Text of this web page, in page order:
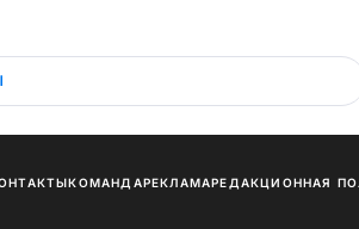
КОМАНДАРЕКЛАМАРЕДАКЦИОННАЯ